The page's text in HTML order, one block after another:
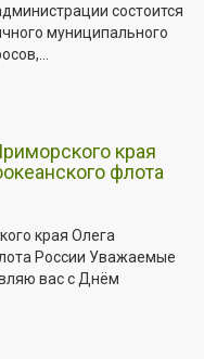
состоится
муниципального
края
флота
края Олега
России Уважаемые
вас с Днём